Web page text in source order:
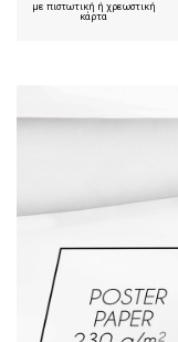
με πιστωτική ή χρεωστική
κάρτα